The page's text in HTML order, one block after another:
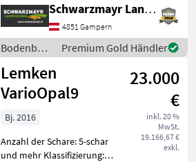
Maiseinleger, hydr.
Schnittbreitenverstellung,
Stützrad, Vorschäler Nr.
61770 Volldrehpflug
Schwarzmayr Landtechnik GmbH - Gampern
4851 Gampern
Bodenbearbeitung
/ Lemken
Premium Gold Händler
Lemken
VarioOpal9
23.000
€
inkl. 20 %
MwSt.
19.166,67 €
exkl.
Bj. 2016
Anzahl der Schare: 5-schar
und mehr Klassifizierung: